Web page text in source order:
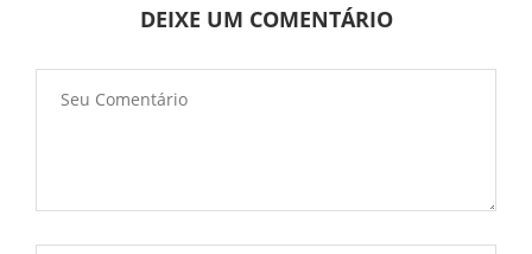
DEIXE UM COMENTÁRIO